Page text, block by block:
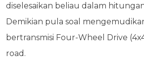
diselesaikan beliau dalam
Demikian pula soal
bertransmisi Four-Wheel Drive
road.